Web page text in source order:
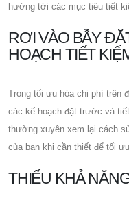
hướng tới các mục tiêu tiết
RƠI VÀO BẪY
HOẠCH TIẾT
Trong tối ưu hóa chi phí trên
các kế hoạch đặt trước và
thường xuyên xem lại cách
của bạn khi cần thiết để tối
THIẾU KHẢ